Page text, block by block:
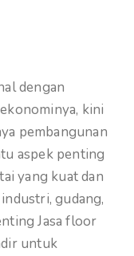
dengan
kini
pembangunan
aspek penting
yang kuat dan
gudang,
Jasa floor
untuk